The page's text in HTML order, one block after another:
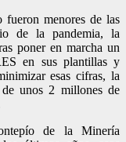
fueron menores de las
de la pandemia, la
poner en marcha un
en sus plantillas y
esas cifras, la
unos 2 millones de
de la Minería